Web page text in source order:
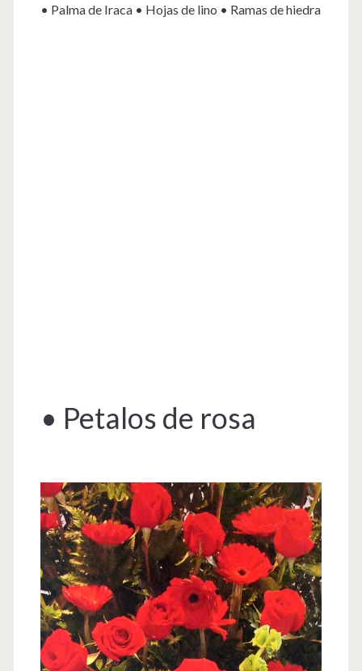
• Palma de Iraca • Hojas de lino • Ramas de hiedra
• Petalos de rosa